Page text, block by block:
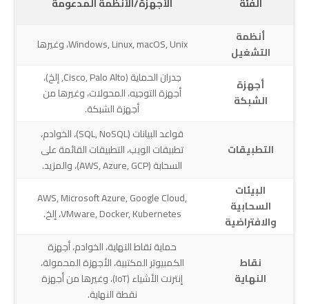
أنظمة
التشغيل
Windows, Linux, macOS, Unix، وغيرها
أجهزة
الشبكة
جدران الحماية (Cisco, Palo Alto, إلخ)،
أجهزة التوجيه، المحولات، وغيرها من
أجهزة الشبكة.
التطبيقات
قواعد البيانات (SQL, NoSQL)، الخوادم،
تطبيقات الويب، التطبيقات القائمة على
السحابة (AWS, Azure, GCP)، والمزيد.
البيئات
السحابية
والافتراضية
AWS, Microsoft Azure, Google Cloud,
VMware, Docker, Kubernetes، إلخ.
نقاط
النهاية
حماية نقاط النهاية، الخوادم، أجهزة
الكمبيوتر المكتبية، الأجهزة المحمولة،
إنترنت الأشياء (IoT)، وغيرها من أجهزة
نقطة النهاية.